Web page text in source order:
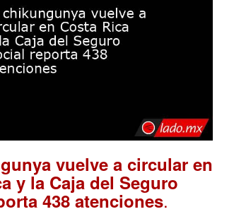
vuelve a circular en
y la Caja del Seguro
438 atenciones.